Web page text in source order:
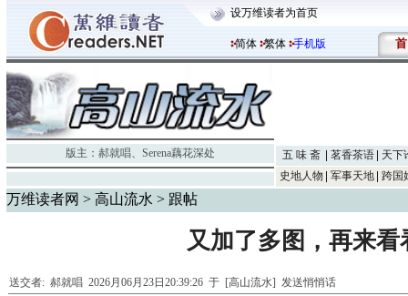
设万维读者为首页
简体 繁体 手机版 首
版主： 郝就唱、 Serena藕花深处 五 味 斋 茗香茶语
天下
史地人物
军事天地 跨国
万维读者网 > 高山流水 > 跟帖
又加了多图，再来看
送交者: 郝就唱 2026月06月23日20:39:26 于 [高山流水] 发送悄悄话